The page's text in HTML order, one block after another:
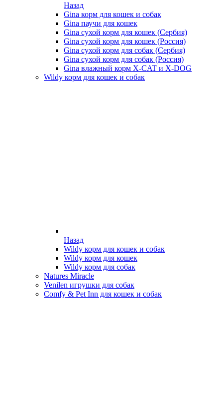
Назад
Gina корм для кошек и собак
Gina паучи для кошек
Gina сухой корм для кошек (Сербия)
Gina сухой корм для кошек (Россия)
Gina сухой корм для собак (Сербия)
Gina сухой корм для собак (Россия)
Gina влажный корм X-CAT и X-DOG
Wildy корм для кошек и собак
Назад
Wildy корм для кошек и собак
Wildy корм для кошек
Wildy корм для собак
Natures Miracle
Venilen игрушки для собак
Comfy & Pet Inn для кошек и собак